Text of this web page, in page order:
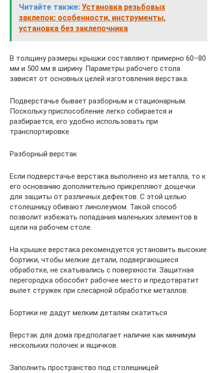
Читайте также: Установка резьбовых
заклепок: особенности, инструменты,
установка без заклепочника
В толщину размеры крышки составляют примерно 60–80
мм и 500 мм в ширину. Параметры рабочего стола
зависят от основных целей изготовления верстака.
Подверстачье бывает разборным и стационарным.
Поскольку приспособление легко собирается и
разбирается, его удобно использовать при
транспортировке.
Разборный верстак
Если подверстачье верстака выполнено из металла, то к
его основанию дополнительно прикрепляют дощечки
для защиты от различных дефектов. С этой целью
столешницу обивают линолеумом. Такой способ
позволит избежать попадания маленьких элементов в
щели на рабочем столе.
На крышке верстака рекомендуется установить высокие
бортики, чтобы мелкие детали, подвергающиеся
обработке, не скатывались с поверхности. Защитная
перегородка обособит рабочее место и предотвратит
вылет стружек при слесарной обработке металлов.
Бортики не дадут мелким деталям скатиться
Верстак для дома предполагает наличие как минимум
нескольких полочек и ящичков.
Заполнить пространство под столешницей